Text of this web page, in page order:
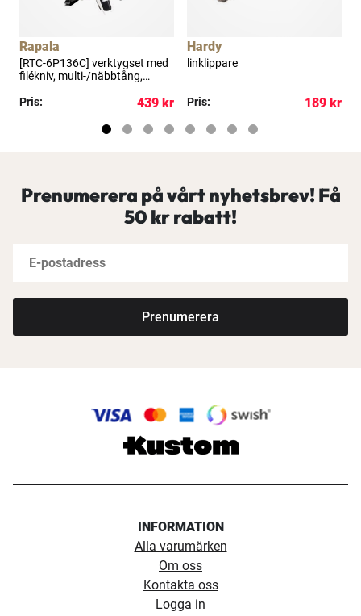
Rapala
[RTC-6P136C] verktygset med
filékniv, multi-/näbbtång,
Pris:
439 kr
Hardy
linklippare
Pris: 189 kr
Prenumerera på vårt nyhetsbrev! Få
50 kr rabatt!
Prenumerera
INFORMATION
Alla varumärken
Om oss
Kontakta oss
Logga in